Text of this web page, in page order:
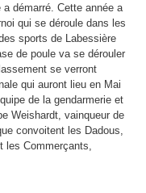
démarré. Cette année a
qui se déroule dans les
sports de Labessière
de poule va se dérouler
se verront
qui auront lieu en Mai
de la gendarmerie et
Weishardt, vainqueur de
convoitent les Dadous,
les Commerçants,